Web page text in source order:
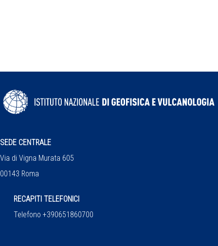
SEDE CENTRALE
Via di Vigna Murata 605
00143 Roma
RECAPITI TELEFONICI
Telefono +390651860700